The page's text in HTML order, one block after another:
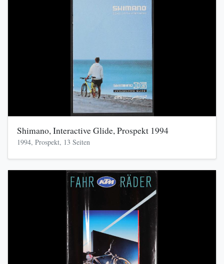
Shimano, Interactive Glide, Prospekt 1994
1994, Prospekt, 13 Seiten